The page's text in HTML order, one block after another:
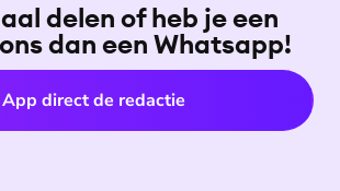
delen of heb je een
dan een Whatsapp!
App direct de redactie